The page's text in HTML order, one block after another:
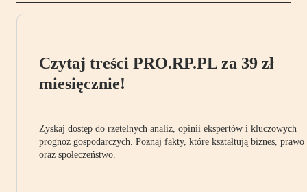
Czytaj treści PRO.RP.PL za 39 zł
miesięcznie!
Zyskaj dostęp do rzetelnych analiz, opinii ekspertów i kluczowych
prognoz gospodarczych. Poznaj fakty, które kształtują biznes, prawo
oraz społeczeństwo.